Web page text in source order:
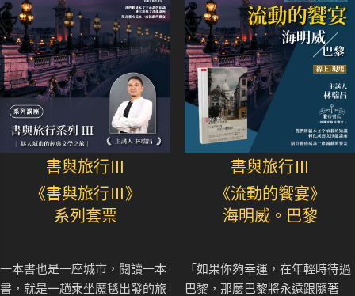
書與旅行Ⅲ
《書與旅行Ⅲ》
系列套票
一本書也是一座城市，閱讀一本
書，就是一趟乘坐魔毯出發的旅
書與旅行Ⅲ
《流動的饗宴》
海明威。巴黎
「如果你夠幸運，在年輕時待過
巴黎，那麼巴黎將永遠跟隨著